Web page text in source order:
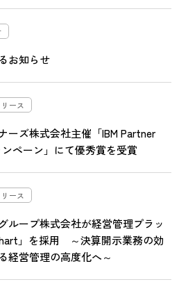
お知らせ
ース
ーズ株式会社主催「IBM Partner
ペーン」にて優秀賞を受賞
ース
ループ株式会社が経営管理プラッ
」を採用 ～決算開示業務の効
経営管理の高度化へ～